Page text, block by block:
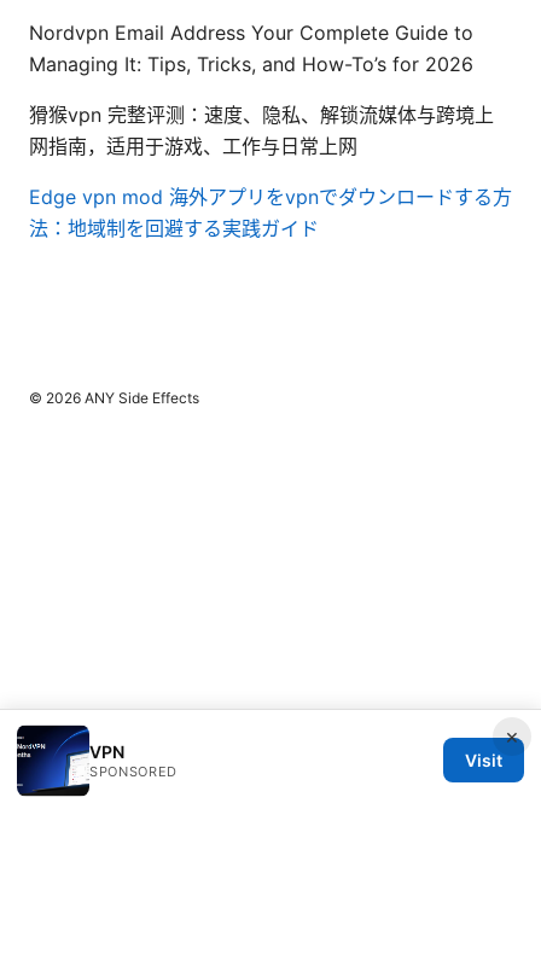
Nordvpn Email Address Your Complete Guide to
Managing It: Tips, Tricks, and How-To’s for 2026
猾猴vpn 完整评测：速度、隐私、解锁流媒体与跨境上
网指南，适用于游戏、工作与日常上网
Edge vpn mod 海外アプリをvpnでダウンロードする方
法：地域制を回避する実践ガイド
×
VPN
SPONSORED
Visit
© 2026 ANY Side Effects